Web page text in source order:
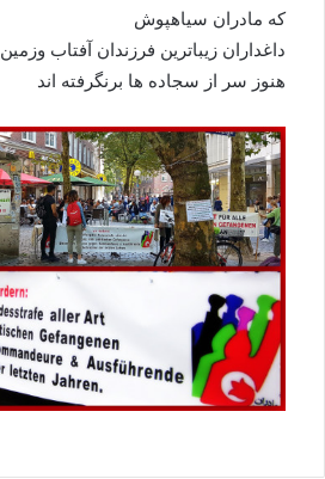
که مادران سیاهپوش
داغداران زیباترین فرزندان آفتاب وزمین
هنوز سر از سجاده ها برنگرفته اند